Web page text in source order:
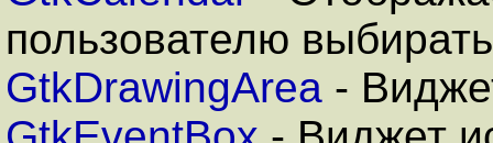
пользователю
GtkDrawingArea -